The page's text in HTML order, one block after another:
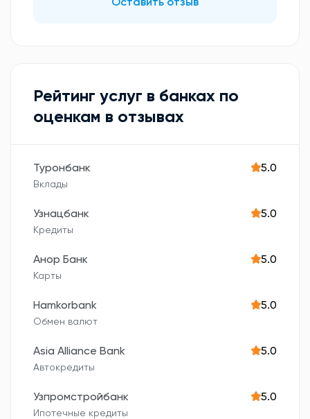
Оставить отзыв
Рейтинг услуг в банках по
оценкам в отзывах
Туронбанк 5.0
Вклады
Узнацбанк 5.0
Кредиты
Анор Банк 5.0
Карты
Hamkorbank 5.0
Обмен валют
Asia Alliance Bank 5.0
Автокредиты
Узпромстройбанк 5.0
Ипотечные кредиты